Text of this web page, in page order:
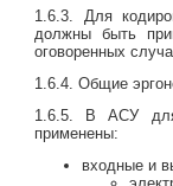
1.6.3. Для
должны быть
оговоренных
1.6.4. Общие
1.6.5. В АСУ для
применены:
входные и